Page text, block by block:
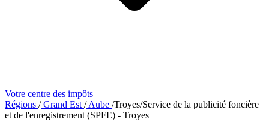
Votre centre des impôts
Régions /Grand Est /Aube /Troyes/Service de la publicité foncière
et de l'enregistrement (SPFE) - Troyes